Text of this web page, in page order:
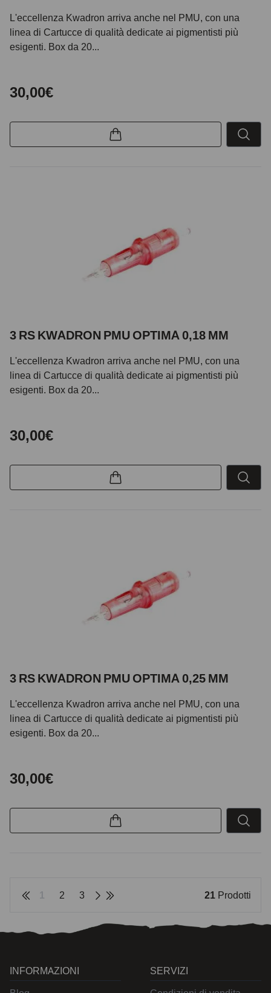
L'eccellenza Kwadron arriva anche nel PMU, con una
linea di Cartucce di qualità dedicate ai pigmentisti più
esigenti. Box da 20...
30,00€
3 RS KWADRON PMU OPTIMA 0,18 MM
L'eccellenza Kwadron arriva anche nel PMU, con una
linea di Cartucce di qualità dedicate ai pigmentisti più
esigenti. Box da 20...
30,00€
3 RS KWADRON PMU OPTIMA 0,25 MM
L'eccellenza Kwadron arriva anche nel PMU, con una
linea di Cartucce di qualità dedicate ai pigmentisti più
esigenti. Box da 20...
30,00€
1 2 3 21 Prodotti
INFORMAZIONI
SERVIZI